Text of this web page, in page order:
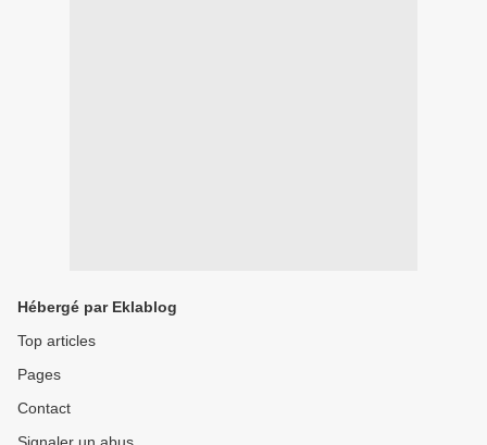
Hébergé par Eklablog
Top articles
Pages
Contact